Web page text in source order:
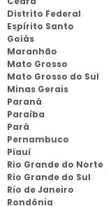
Distrito Federal
Espírito Santo
Goiás
Maranhão
Mato Grosso
Mato Grosso do Sul
Minas Gerais
Paraná
Paraíba
Pará
Pernambuco
Piauí
Rio Grande do Norte
Rio Grande do Sul
Rio de Janeiro
Rondônia